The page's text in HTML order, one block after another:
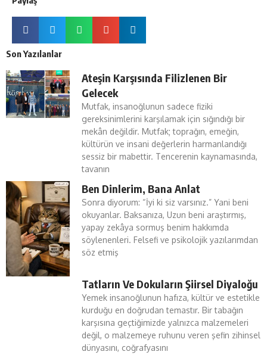
Son Yazılanlar
Ateşin Karşısında Filizlenen Bir
Gelecek
Mutfak, insanoğlunun sadece fiziki
gereksinimlerini karşılamak için sığındığı bir
mekân değildir. Mutfak; toprağın, emeğin,
kültürün ve insani değerlerin harmanlandığı
sessiz bir mabettir. Tencerenin kaynamasında,
tavanın
Ben Dinlerim, Bana Anlat
Sonra diyorum: “İyi ki siz varsınız.” Yani beni
okuyanlar. Baksanıza, Uzun beni araştırmış,
yapay zekâya sormuş benim hakkımda
söylenenleri. Felsefi ve psikolojik yazılarımdan
söz etmiş
Tatların Ve Dokuların Şiirsel Diyaloğu
Yemek insanoğlunun hafıza, kültür ve estetikle
kurduğu en doğrudan temastır. Bir tabağın
karşısına geçtiğimizde yalnızca malzemeleri
değil, o malzemeye ruhunu veren şefin zihinsel
dünyasını, coğrafyasını